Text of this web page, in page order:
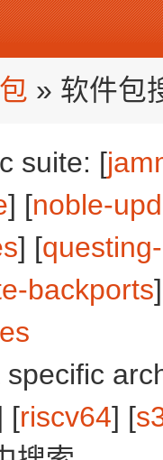
» 软件包
suite: [
] [noble-
] [
backports
[riscv64] [